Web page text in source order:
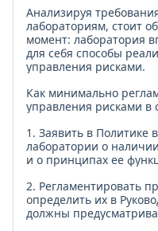
Анализируя
лабораториям, стоит
момент: лаборатория
для себя способы
управления рисками.
Как минимально
управления рисками в
1. Заявить в Политике
лаборатории о
и о принципах ее
2. Регламентировать
определить их в
должны